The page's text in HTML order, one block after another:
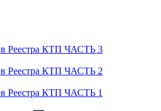
Реестра КТП ЧАСТЬ 3
Реестра КТП ЧАСТЬ 2
Реестра КТП ЧАСТЬ 1